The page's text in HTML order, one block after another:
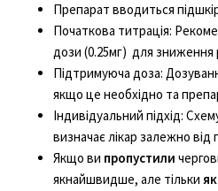
Препарат вводиться
Початкова титрація:
дози (0.25мг) для зниження
Підтримуюча доза:
якщо це необхідно та
Індивідуальний підхід:
визначає лікар залежно від
Якщо ви пропустили
якнайшвидше, але тільки